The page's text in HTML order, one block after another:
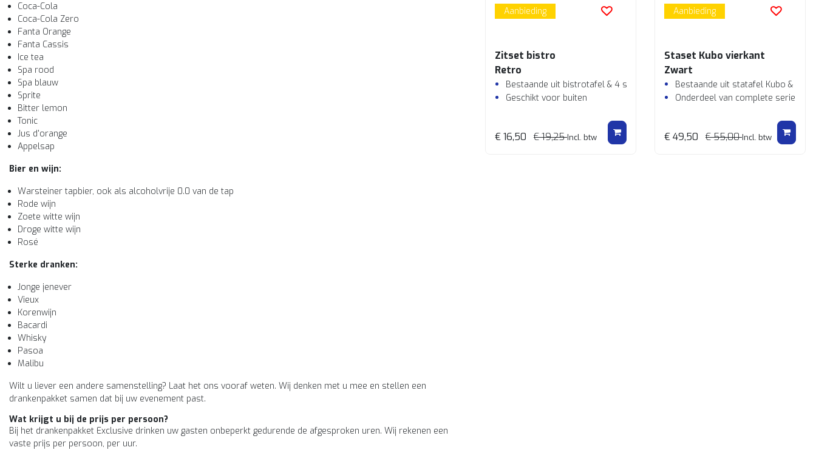
Coca-Cola
Coca-Cola Zero
Fanta Orange
Fanta Cassis
Ice tea
Spa rood
Spa blauw
Sprite
Bitter lemon
Tonic
Jus d'orange
Appelsap
Bier en wijn:
Warsteiner tapbier, ook als alcoholvrije 0.0 van de tap
Rode wijn
Zoete witte wijn
Droge witte wijn
Rosé
Sterke dranken:
Jonge jenever
Vieux
Korenwijn
Bacardi
Whisky
Pasoa
Malibu
Wilt u liever een andere samenstelling? Laat het ons vooraf weten. Wij denken met u mee en stellen een
drankenpakket samen dat bij uw evenement past.
Wat krijgt u bij de prijs per persoon?
Bij het drankenpakket Exclusive drinken uw gasten onbeperkt gedurende de afgesproken uren. Wij rekenen een
vaste prijs per persoon, per uur.
Aanbieding
Zitset bistro
Retro
Bestaande uit bistrotafel & 4 stoelen
Geschikt voor buiten
€ 16,50 € 19,25Incl. btw
Aanbieding
Staset Kubo vierkant
Zwart
Bestaande uit statafel Kubo & 4
Onderdeel van complete serie
€ 49,50 € 55,00Incl. btw